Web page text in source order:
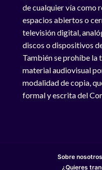
de cualquier vía como
espacios abiertos o
televisión digital,
discos o dispositivos
También se prohíbe la
material audiovisual
modalidad de copia,
formal y escrita del
Sobre nosotros
¿Quieres